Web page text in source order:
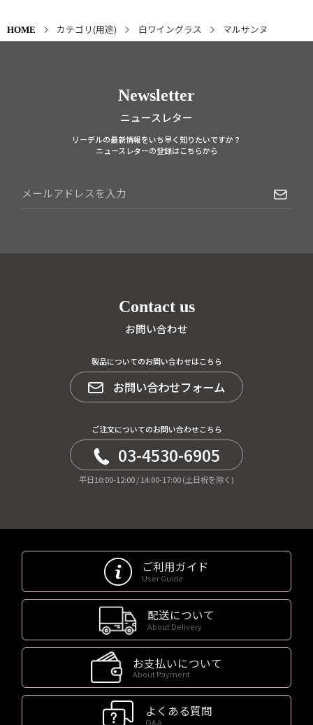
HOME カテゴリ(用途) 白ワイングラス マルサンヌ
Newsletter
ニュースレター
リーデルの最新情報をいち早く知りたいですか？
ニュースレターの登録はこちらから
Contact us
お問い合わせ
製品についてのお問い合わせはこちら
お問い合わせフォーム
ご注文についてのお問い合わせこちら
03-4530-6905
平日10:00-12:00 / 14:00-17:00 (土日祝を除く)
ご利用ガイド
User Guide
配送について
About Delivery
お支払いについて
About Payment
よくある質問
Q&A